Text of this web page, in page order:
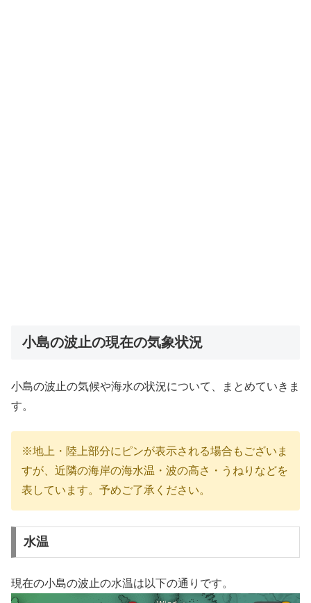
小島の波止の現在の気象状況
小島の波止の気候や海水の状況について、まとめていきま
す。
※地上・陸上部分にピンが表示される場合もございま
すが、近隣の海岸の海水温・波の高さ・うねりなどを
表しています。予めご了承ください。
水温
現在の小島の波止の水温は以下の通りです。